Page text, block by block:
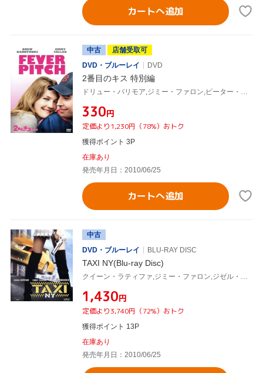
カートへ追加
中古
店舗受取可
DVD・ブルーレイ
DVD
2番目のキス 特別編
¥330円
定価より1,230円（78%）おトク
獲得ポイント 3P
在庫あり
発売年月日：2010/06/25
カートへ追加
中古
DVD・ブルーレイ
BLU-RAY DISC
TAXI NY(Blu-ray Disc)
¥1,430円
定価より3,740円（72%）おトク
獲得ポイント 13P
在庫あり
発売年月日：2010/06/25